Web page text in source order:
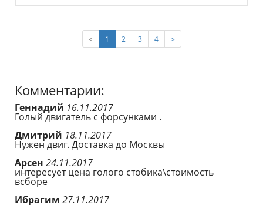
< 1 (current)
2 3 4 >
Комментарии:
Геннадий 16.11.2017
Голый двигатель с форсунками .
Дмитрий 18.11.2017
Нужен двиг. Доставка до Москвы
Арсен 24.11.2017
интересует цена голого стобика\стоимость
всборе
Ибрагим 27.11.2017